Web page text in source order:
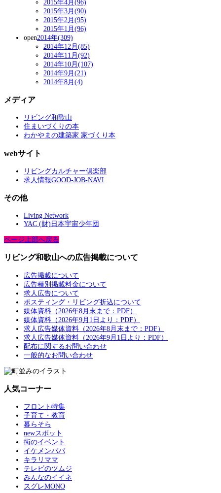
2015年4月(96)
2015年3月(90)
2015年2月(95)
2015年1月(96)
open2014年(309)
2014年12月(85)
2014年11月(92)
2014年10月(107)
2014年9月(21)
2014年8月(4)
メディア
リビング和歌山
住まいづくりの本
わかやまの建築家 家づくり本
webサイト
リビングカルチャー倶楽部
求人情報GOOD-JOB-NAVI
その他
Living Network
YAC (財)日本宇宙少年団
ページ上部へ戻る
リビング和歌山への広告掲載について
広告掲載について
広告種別掲載料金について
求人広告について
ポスティング・リビング折込について
媒体資料（2026年8月末まで：PDF）
媒体資料（2026年9月1日より：PDF）
求人広告媒体資料（2026年8月末まで：PDF）
求人広告媒体資料（2026年9月1日より：PDF）
配布に関するお問い合わせ
一般的なお問い合わせ
人気コーナー
フロント特集
子育て・教育
暮らそら
newスポット
街のイベント
イケメンパパ
キラリママ
テレビのツムジ
みんなのイイネ
スグレMONO